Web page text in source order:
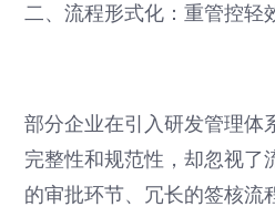
二、流程形式化：重管控轻
部分企业在引入研发管理体
完整性和规范性，却忽视了
的审批环节、冗长的签核流